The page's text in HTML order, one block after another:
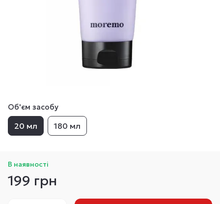
Об'єм засобу
20 мл 180 мл
В наявності
199 грн